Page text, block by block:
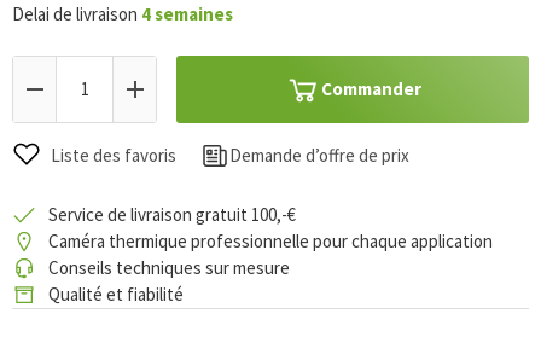
Delai de livraison 4 semaines
Commander
Liste des favoris Demande d’offre de prix
Service de livraison gratuit 100,-€
Caméra thermique professionnelle pour chaque application
Conseils techniques sur mesure
Qualité et fiabilité